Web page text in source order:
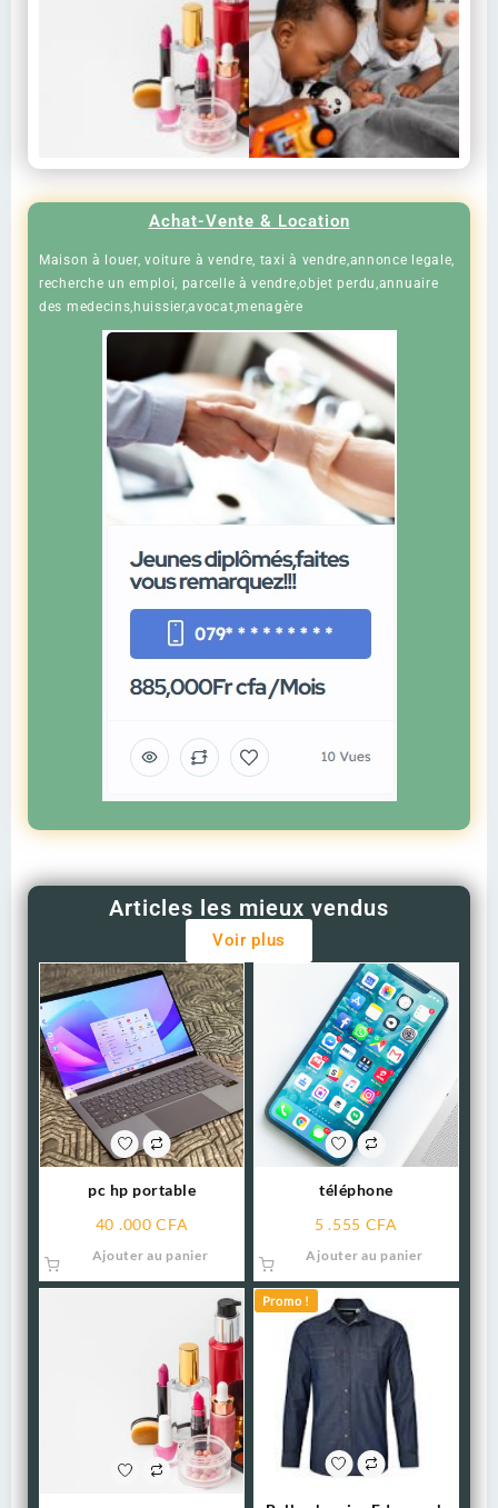
Achat-Vente & Location
Maison à louer, voiture à vendre, taxi à vendre,annonce legale,
recherche un emploi, parcelle à vendre,objet perdu,annuaire
des medecins,huissier,avocat,menagère
Articles les mieux vendus
Voir plus
pc hp portable
40 .000CFA
Ajouter au panier
téléphone
5 .555 CFA
Ajouter au panier
Promo !